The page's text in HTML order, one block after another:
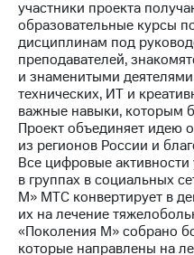
участники проекта
образовательные курсы
дисциплинам под
преподавателей,
и знаменитыми деятелями
технических, ИТ и
важные навыки, которым
Проект объединяет идею
из регионов России и
Все цифровые активности
в группах в социальных
М» МТС конвертирует в
их на лечение
«Поколения М» собрано
которые направлены на